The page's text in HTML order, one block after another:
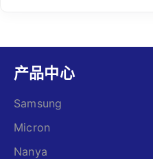
产品中心
Samsung
Micron
Nanya